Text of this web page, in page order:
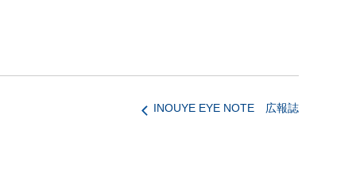
INOUYE EYE NOTE 広報誌